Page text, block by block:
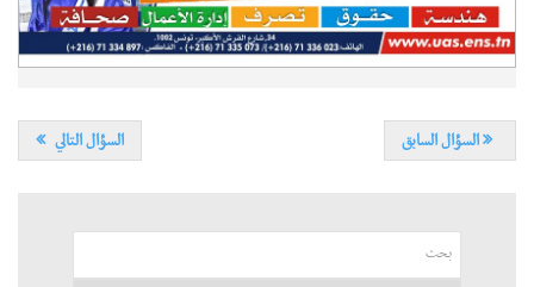
السؤال السابق السؤال التالي